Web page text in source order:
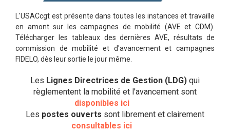
L'USACcgt est présente dans toutes les instances et travaille
en amont sur les campagnes de mobilité (AVE et CDM).
Télécharger les tableaux des dernières AVE, résultats de
commission de mobilité et d'avancement et campagnes
FIDELO, dès leur sortie le jour même.
Les Lignes Directrices de Gestion (LDG) qui
règlementent la mobilité et l'avancement sont
disponibles ici
Les postes ouverts sont librement et clairement
consultables ici